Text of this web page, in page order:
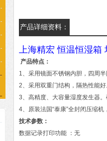
产品详细资料：
上海精宏 恒温恒湿箱
产品特点：
1、采用镜面不锈钢内胆，四周
2、采用双重门结构，隔热性能
3、高精度、大容量湿度发生器
4、原装法国“泰康”全封闭压缩
技术参数：
数据记录打印功能 ：无